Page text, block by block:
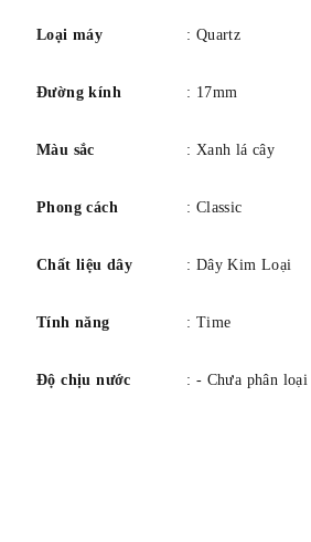
Loại máy : Quartz
Đường kính : 17mm
Màu sắc : Xanh lá cây
Phong cách : Classic
Chất liệu dây : Dây Kim Loại
Tính năng : Time
Độ chịu nước : - Chưa phân